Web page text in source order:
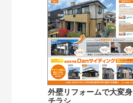
外壁リフォームで大変身
チラシ